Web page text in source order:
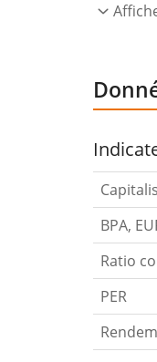
BPA,
Ratio
PER